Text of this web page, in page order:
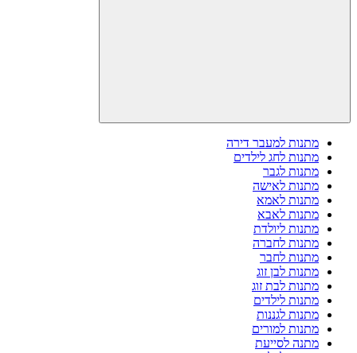
מתנות למעבר דירה
מתנות לחג לילדים
מתנות לגבר
מתנות לאישה
מתנות לאמא
מתנות לאבא
מתנות ליולדת
מתנות לחברה
מתנות לחבר
מתנות לבן זוג
מתנות לבת זוג
מתנות לילדים
מתנות לגננות
מתנות למורים
מתנה לסייעת